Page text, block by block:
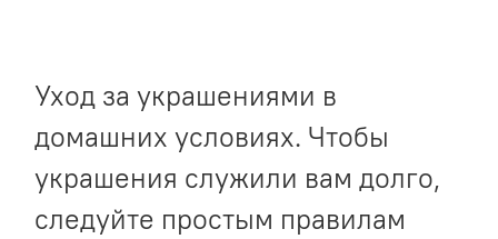
Уход за украшениями в
домашних условиях. Чтобы
украшения служили вам долго,
следуйте простым правилам